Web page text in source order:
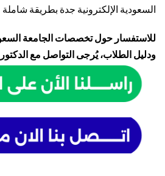
السعودية الإلكترونية جدة بطريقة شاملة
للاستفسار حول تخصصات الجامعة
ودليل الطلاب، يُرجى التواصل مع الدكتور